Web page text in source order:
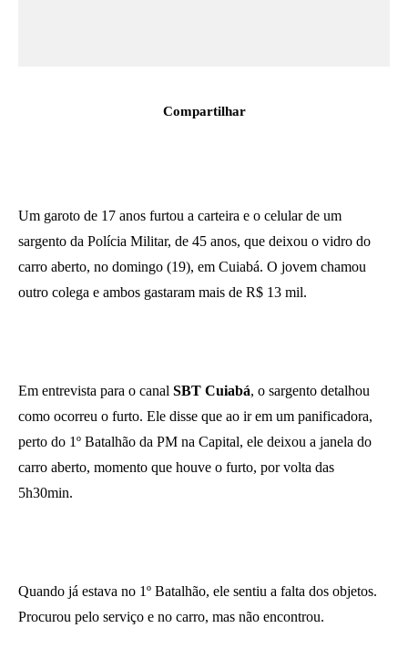
Compartilhar
Um garoto de 17 anos furtou a carteira e o celular de um
sargento da Polícia Militar, de 45 anos, que deixou o vidro do
carro aberto, no domingo (19), em Cuiabá. O jovem chamou
outro colega e ambos gastaram mais de R$ 13 mil.
Em entrevista para o canal SBT Cuiabá, o sargento detalhou
como ocorreu o furto. Ele disse que ao ir em um panificadora,
perto do 1º Batalhão da PM na Capital, ele deixou a janela do
carro aberto, momento que houve o furto, por volta das
5h30min.
Quando já estava no 1º Batalhão, ele sentiu a falta dos objetos.
Procurou pelo serviço e no carro, mas não encontrou.